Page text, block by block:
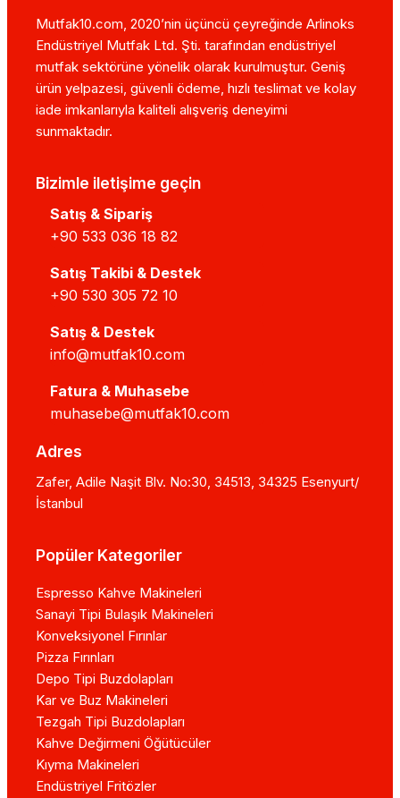
Mutfak10.com, 2020’nin üçüncü çeyreğinde Arlinoks
Endüstriyel Mutfak Ltd. Şti. tarafından endüstriyel
mutfak sektörüne yönelik olarak kurulmuştur. Geniş
ürün yelpazesi, güvenli ödeme, hızlı teslimat ve kolay
iade imkanlarıyla kaliteli alışveriş deneyimi
sunmaktadır.
Bizimle iletişime geçin
Satış & Sipariş
+90 533 036 18 82
Satış Takibi & Destek
+90 530 305 72 10
Satış & Destek
info@mutfak10.com
Fatura & Muhasebe
muhasebe@mutfak10.com
Adres
Zafer, Adile Naşit Blv. No:30, 34513, 34325 Esenyurt/
İstanbul
Popüler Kategoriler
Espresso Kahve Makineleri
Sanayi Tipi Bulaşık Makineleri
Konveksiyonel Fırınlar
Pizza Fırınları
Depo Tipi Buzdolapları
Kar ve Buz Makineleri
Tezgah Tipi Buzdolapları
Kahve Değirmeni Öğütücüler
Kıyma Makineleri
Endüstriyel Fritözler